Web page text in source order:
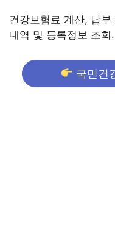
건강보험료 계산, 납
내역 및 등록정보 조회.
국민건